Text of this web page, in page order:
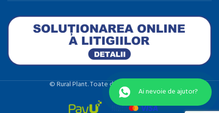
©️ Rural Plant. Toate drepturile rezervate.
Ai nevoie de ajutor?